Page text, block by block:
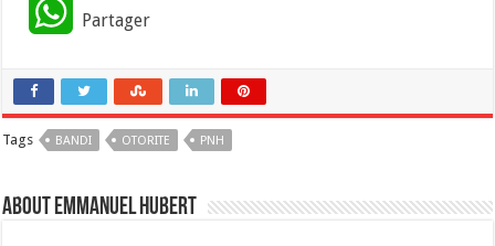
W
a
t
Partager
Tags BANDI OTORITE PNH
About Emmanuel Hubert